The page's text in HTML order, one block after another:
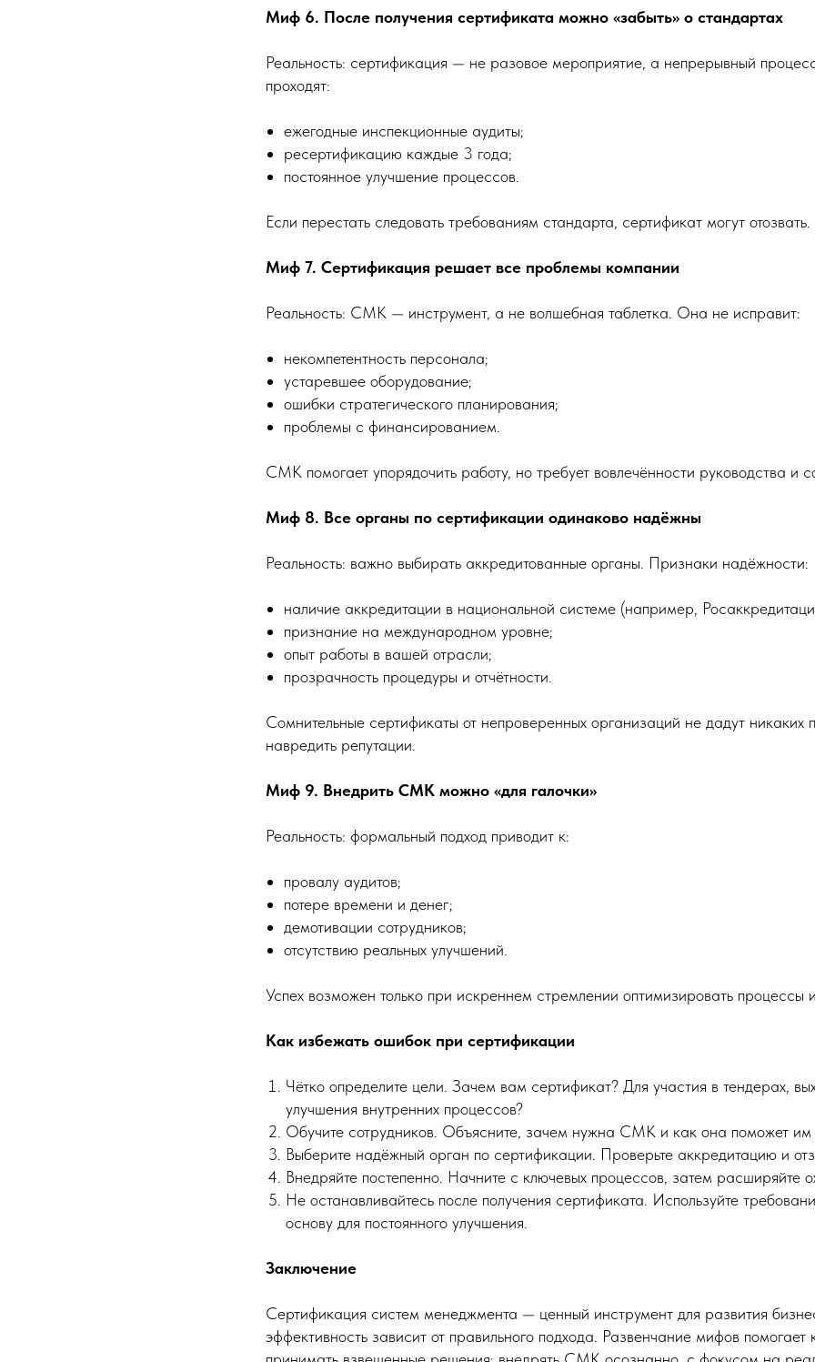
Миф 6. После получения сертификата можно «забыть» о стандартах
Реальность: сертификация — не разовое мероприятие, а непрерывный
проходят:
ежегодные инспекционные аудиты;
ресертификацию каждые 3 года;
постоянное улучшение процессов.
Если перестать следовать требованиям стандарта, сертификат могут отозвать.
Миф 7. Сертификация решает все проблемы компании
Реальность: СМК — инструмент, а не волшебная таблетка. Она не исправит:
некомпетентность персонала;
устаревшее оборудование;
ошибки стратегического планирования;
проблемы с финансированием.
СМК помогает упорядочить работу, но требует вовлечённости руководства и
Миф 8. Все органы по сертификации одинаково надёжны
Реальность: важно выбирать аккредитованные органы. Признаки надёжности:
наличие аккредитации в национальной системе (например,
признание на международном уровне;
опыт работы в вашей отрасли;
прозрачность процедуры и отчётности.
Сомнительные сертификаты от непроверенных организаций не дадут никаких
навредить репутации.
Миф 9. Внедрить СМК можно «для галочки»
Реальность: формальный подход приводит к:
провалу аудитов;
потере времени и денег;
демотивации сотрудников;
отсутствию реальных улучшений.
Успех возможен только при искреннем стремлении оптимизировать процессы
Как избежать ошибок при сертификации
Чётко определите цели. Зачем вам сертификат? Для участия в тендерах,
улучшения внутренних процессов?
Обучите сотрудников. Объясните, зачем нужна СМК и как она поможет им
Выберите надёжный орган по сертификации. Проверьте аккредитацию и
Внедряйте постепенно. Начните с ключевых процессов, затем расширяйте
Не останавливайтесь после получения сертификата. Используйте
основу для постоянного улучшения.
Заключение
Сертификация систем менеджмента — ценный инструмент для развития
эффективность зависит от правильного подхода. Развенчание мифов помогает